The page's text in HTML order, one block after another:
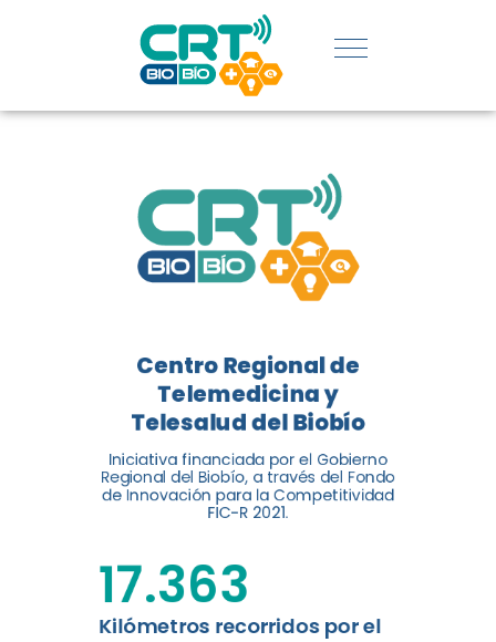
REGIÓN:
CONOCE
LOGROS
DE CRT
BIOBÍO
El Centro Regional de
Telemedicina y Telesalud del
Biobío presenta el balance de
tres años acercando la salud
digital a los habitantes...
Leer más
Centro Regional de
Telemedicina y
Telesalud del Biobío
Iniciativa financiada por el Gobierno
Regional del Biobío, a través del Fondo
de Innovación para la Competitividad
FIC-R 2021.
Kilómetros recorridos por el
17.363